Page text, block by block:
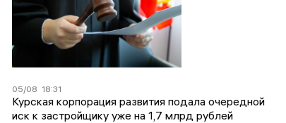
05/08 18:31
Курская корпорация развития подала очередной
иск к застройщику уже на 1,7 млрд рублей